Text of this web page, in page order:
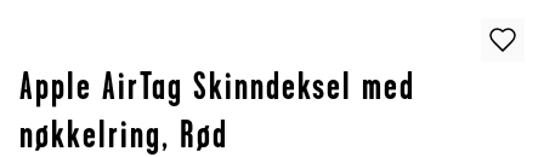
Apple AirTag Skinndeksel med
nøkkelring, Rød